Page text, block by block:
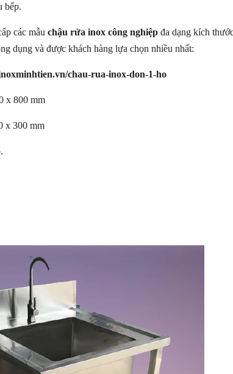
bếp.
các mẫu chậu rửa inox công nghiệp đa dạng kích
dụng và được khách hàng lựa chọn nhiều nhất:
chau-rua-inox-don-1-ho
x 800 mm
x 300 mm